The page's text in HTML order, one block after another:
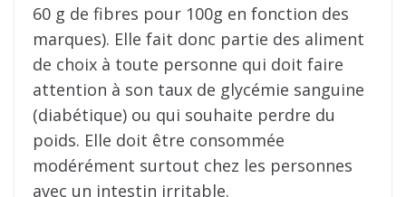
60 g de fibres pour 100g en fonction des
marques). Elle fait donc partie des aliment
de choix à toute personne qui doit faire
attention à son taux de glycémie sanguine
(diabétique) ou qui souhaite perdre du
poids. Elle doit être consommée
modérément surtout chez les personnes
avec un intestin irritable.